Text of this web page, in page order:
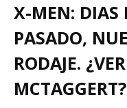
X-MEN: DIAS
PASADO,
RODAJE.
MCTAGGERT?